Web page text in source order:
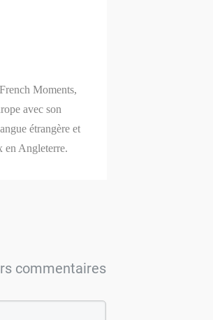
Moments,
avec son
étrangère et
en Angleterre.
commentaires